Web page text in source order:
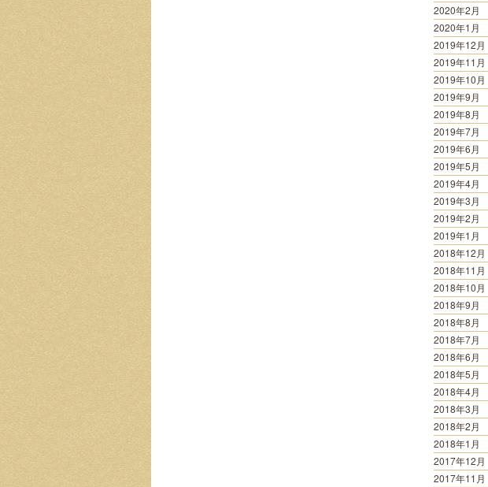
2020年2月
2020年1月
2019年12月
2019年11月
2019年10月
2019年9月
2019年8月
2019年7月
2019年6月
2019年5月
2019年4月
2019年3月
2019年2月
2019年1月
2018年12月
2018年11月
2018年10月
2018年9月
2018年8月
2018年7月
2018年6月
2018年5月
2018年4月
2018年3月
2018年2月
2018年1月
2017年12月
2017年11月